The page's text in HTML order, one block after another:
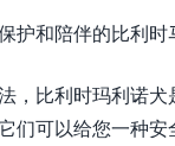
护和陪伴的比利时
，比利时玛利诺
们可以给您一种